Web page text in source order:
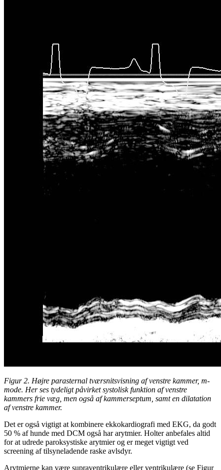
Figur 2. Højre parasternal tværsnitsvisning af venstre kammer, m-
mode. Her ses tydeligt påvirket systolisk funktion af venstre
kammers frie væg, men også af kammerseptum, samt en dilatation
af venstre kammer.
Det er også vigtigt at kombinere ekkokardiografi med EKG, da godt
50 % af hunde med DCM også har arytmier. Holter anbefales altid
for at udrede paroksystiske arytmier og er meget vigtigt ved
screening af tilsyneladende raske avlsdyr.
Arytmierne kan være supraventrikulære eller ventrikulære (se Figur